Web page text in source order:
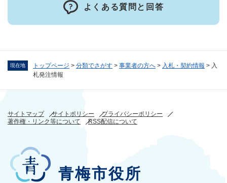
現在地 トップページ > 分類でさがす > 事業者の方へ > 入札・契約情報 > 入
札発注情報
よくある質問と回答
サイトマップ サイトポリシー
プライバシーポリシー
著作権・リンク等について
RSS配信について
青梅市役所